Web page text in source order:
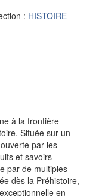
: HISTOIRE
à la frontière
Située sur un
par les
et savoirs
par de multiples
dès la Préhistoire,
en